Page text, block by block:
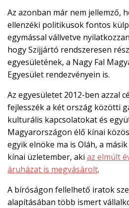
Az azonban már nem jellemző,
ellenzéki politikusok fontos
egymással vállvetve
hogy Szijjártó rendszeresen
egyesületének, a Nagy Fal
Egyesület rendezvényein is.
Az egyesületet 2012-ben azzal
fejlesszék a két ország közötti
kulturális kapcsolatokat és
Magyarországon élő kínai
egyik elnöke ma is Oláh, a
kínai üzletember, aki az elmúlt
áruházat is megvásárolt.
A bíróságon fellelhető iratok
alapításában több ismert